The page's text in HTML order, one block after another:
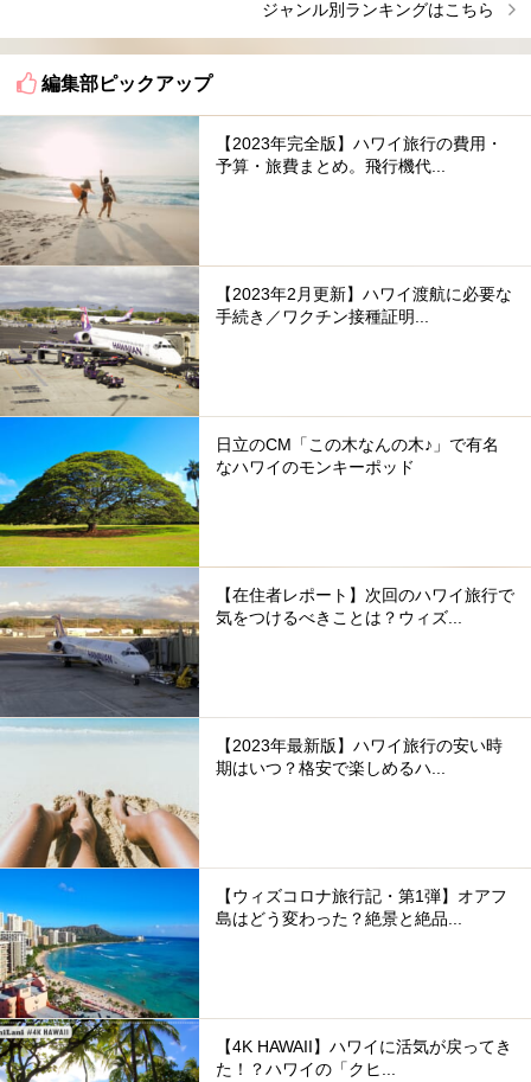
ジャンル別ランキングはこちら
編集部ピックアップ
【2023年完全版】ハワイ旅行の費用・
予算・旅費まとめ。飛行機代...
【2023年2月更新】ハワイ渡航に必要な
手続き／ワクチン接種証明...
日立のCM「この木なんの木♪」で有名
なハワイのモンキーポッド
【在住者レポート】次回のハワイ旅行で
気をつけるべきことは？ウィズ...
【2023年最新版】ハワイ旅行の安い時
期はいつ？格安で楽しめるハ...
【ウィズコロナ旅行記・第1弾】オアフ
島はどう変わった？絶景と絶品...
【4K HAWAII】ハワイに活気が戻ってき
た！？ハワイの「クヒ...